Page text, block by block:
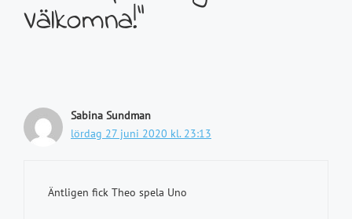
Välkomna!”
Sabina Sundman
lördag 27 juni 2020 kl. 23:13
Äntligen fick Theo spela Uno